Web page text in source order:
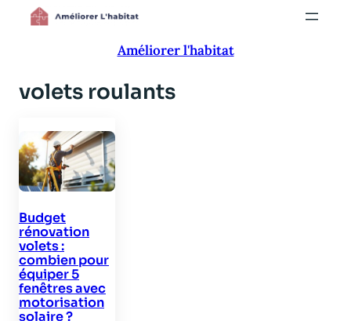
Aller
Améliorer l'habitat
volets roulants
Budget
rénovation
volets :
combien pour
équiper 5
fenêtres avec
motorisation
solaire ?